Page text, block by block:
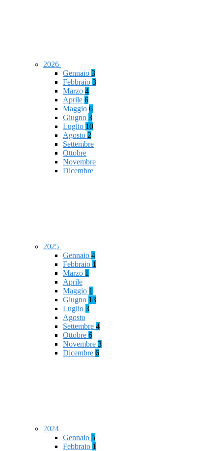
2026
Gennaio 3
Febbraio 3
Marzo 4
Aprile 6
Maggio 6
Giugno 3
Luglio 10
Agosto 2
Settembre
Ottobre
Novembre
Dicembre
2025
Gennaio 4
Febbraio 1
Marzo 1
Aprile
Maggio 1
Giugno 13
Luglio 3
Agosto
Settembre 4
Ottobre 6
Novembre 3
Dicembre 6
2024
Gennaio 5
Febbraio 1